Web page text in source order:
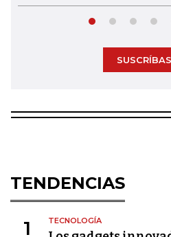
TENDENCIAS
1 TECNOLOGÍA